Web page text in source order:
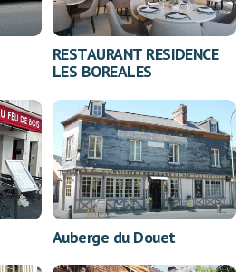
RESTAURANT RESIDENCE
LES BOREALES
Auberge du Douet